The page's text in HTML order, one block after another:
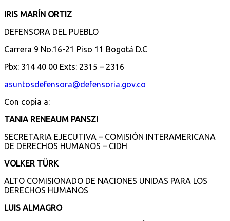
IRIS MARÍN ORTIZ
DEFENSORA DEL PUEBLO
Carrera 9 No.16-21 Piso 11 Bogotá D.C
Pbx: 314 40 00 Exts: 2315 – 2316
asuntosdefensora@defensoria.gov.co
Con copia a:
TANIA RENEAUM PANSZI
SECRETARIA EJECUTIVA – COMISIÓN INTERAMERICANA
DE DERECHOS HUMANOS – CIDH
VOLKER TÜRK
ALTO COMISIONADO DE NACIONES UNIDAS PARA LOS
DERECHOS HUMANOS
LUIS ALMAGRO